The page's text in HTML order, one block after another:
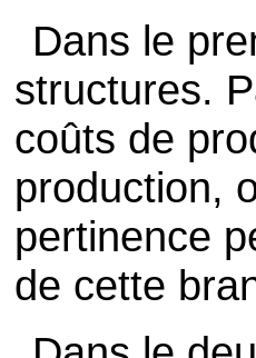
Dans le
structures.
coûts de
production,
pertinence
de cette